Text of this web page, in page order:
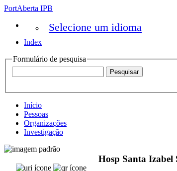
PortAberta IPB
Selecione um idioma
Index
Formulário de pesquisa
Início
Pessoas
Organizações
Investigação
Hosp Santa